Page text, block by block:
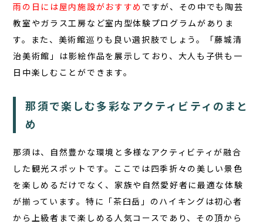
雨の日には屋内施設がおすすめ ですが、その中でも陶芸
教室やガラス工房など室内型体験プログラムがありま
す。また、美術館巡りも良い選択肢でしょう。「藤城清
治美術館」は影絵作品を展示しており、大人も子供も一
日中楽しむことができます。
那須で楽しむ多彩なアクティビティのまと
め
那須は、自然豊かな環境と多様なアクティビティが融合
した観光スポットです。ここでは四季折々の美しい景色
を楽しめるだけでなく、家族や自然愛好者に最適な体験
が揃っています。特に「茶臼岳」のハイキングは初心者
から上級者まで楽しめる人気コースであり、その頂から